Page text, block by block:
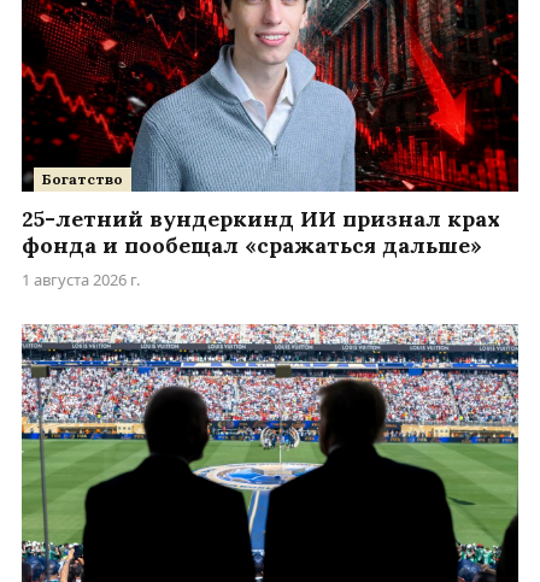
Богатство
25-летний вундеркинд ИИ признал крах
фонда и пообещал «сражаться дальше»
1 августа 2026 г.